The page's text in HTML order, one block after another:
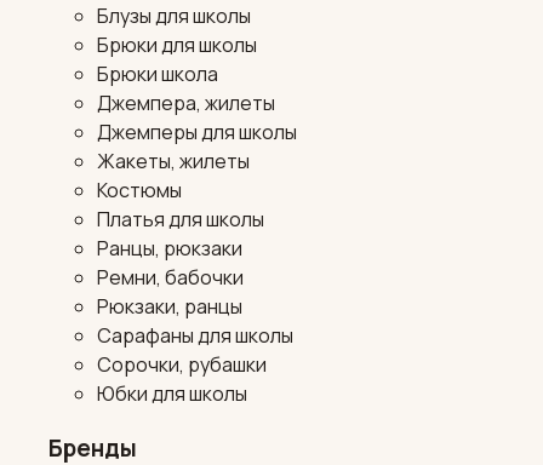
Блузы для школы
Брюки для школы
Брюки школа
Джемпера, жилеты
Джемперы для школы
Жакеты, жилеты
Костюмы
Платья для школы
Ранцы, рюкзаки
Ремни, бабочки
Рюкзаки, ранцы
Сарафаны для школы
Сорочки, рубашки
Юбки для школы
Бренды